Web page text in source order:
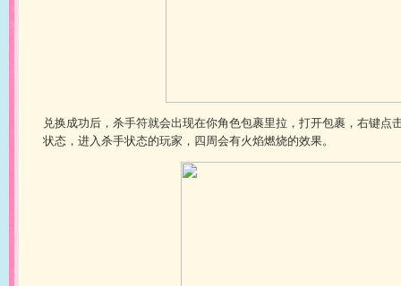
兑换成功后，杀手符就会出现在你角色包裹里拉，打开包裹，右键点
状态，进入杀手状态的玩家，四周会有火焰燃烧的效果。